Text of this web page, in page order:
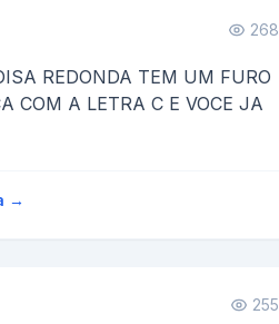
268
REDONDA TEM UM FURO
COM A LETRA C E VOCE JA
→
255